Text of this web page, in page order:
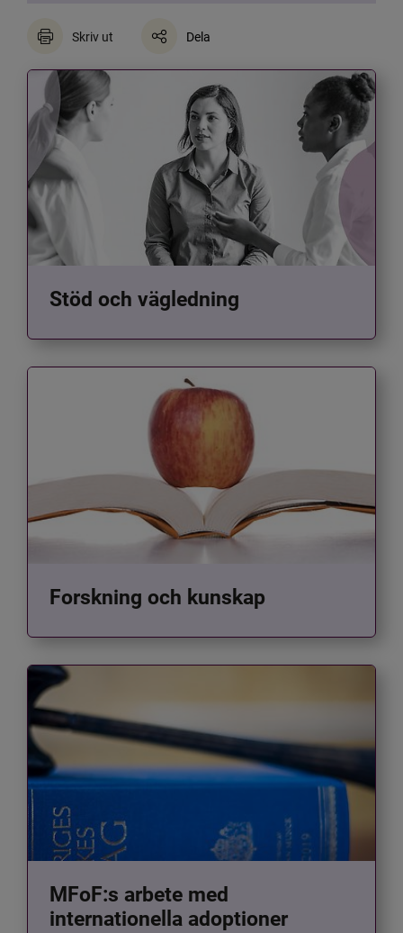
Skriv ut Dela
Stöd och vägledning
Forskning och kunskap
MFoF:s arbete med
internationella adoptioner